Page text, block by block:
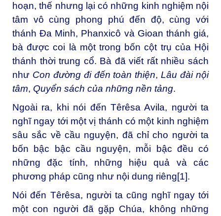
hoạn, thế nhưng lại có những kinh nghiệm nội
tâm vô cùng phong phú đến độ, cùng với
thánh Đa Minh, Phanxicô và Gioan thánh giá,
bà được coi là một trong bốn cột trụ của Hội
thánh thời trung cổ. Bà đã viết rất nhiều sách
như Con đường đi đến toàn thiện,Lâu đài nội
tâm, Quyển sách của những nền tảng.
Ngoài ra, khi nói đến Têrêsa Avila, người ta
nghĩ ngay tới một vị thánh có một kinh nghiệm
sâu sắc về cầu nguyện, đã chỉ cho người ta
bốn bậc bậc cầu nguyện, mỗi bậc đều có
những đặc tính, những hiệu quả và các
phương pháp cũng như nội dung riêng[1].
Nói đến Têrêsa, người ta cũng nghĩ ngay tới
một con người đã gặp Chúa, không những